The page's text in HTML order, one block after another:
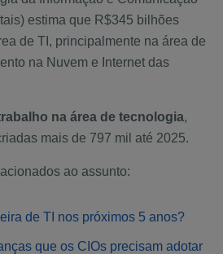
estima que R$345 bilhões
de TI, principalmente na área de
na Nuvem e Internet das
na área de tecnologia,
mais de 797 mil até 2025.
ao assunto:
de TI nos próximos 5 anos?
que os CIOs precisam adotar